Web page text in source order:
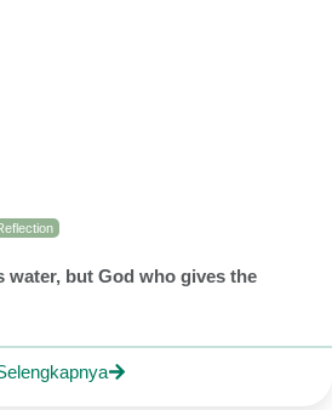
water, but God who gives the